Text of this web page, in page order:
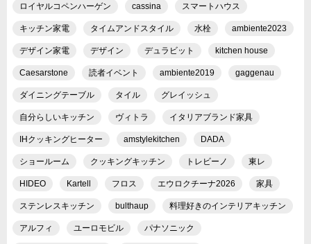
ロイヤルコペンハーゲン cassina スマートハウス
キッチン家電 タイムアンドスタイル 水栓 ambiente2023
デザイン家電 デザイン デュラビット kitchen house
Caesarstone 読者イベント ambiente2019 gaggenau
ダイニングテーブル タイル グレイッシュ
自分らしいキッチン ヴィトラ イタリアブランド家具
IHクッキングヒーター amstylekitchen DADA
ショールーム クッキングキッチン トレビーノ 東レ
HIDEO Kartell フロス エウロクチーナ2026 家具
ステンレスキッチン bulthaup 料理好きのインテリアキッチン
アルフィ ユーロモビル パナソニック